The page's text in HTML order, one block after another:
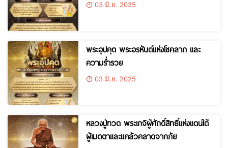
03 มิ.ย. 2025
พระอุปคุต พระอรหันต์แห่งโชคลาภ และ
ความร่ำรวย
03 มิ.ย. 2025
หลวงปู่ทวด พระเกจิผู้ศักดิ์สิทธิ์แห่งแดนใต้
ผู้เมตตาและแคล้วคลาดจากภัย